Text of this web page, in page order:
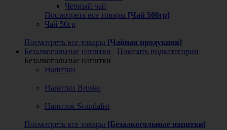
Черный чай
Посмотреть все товары [Чай 500гр]
Чай 50гр
Посмотреть все товары [Чайная продукция]
Безалкогольные напитки
Показать подкатегории
Безалкогольные напитки
Напитки
Напитки Brusko
Напиток Scandalist
Посмотреть все товары [Безалкогольные напитки]